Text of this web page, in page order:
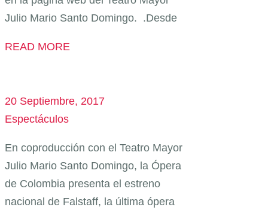
Julio Mario Santo Domingo. .Desde
READ MORE
20 Septiembre, 2017
Espectáculos
En coproducción con el Teatro Mayor
Julio Mario Santo Domingo, la Ópera
de Colombia presenta el estreno
nacional de Falstaff, la última ópera